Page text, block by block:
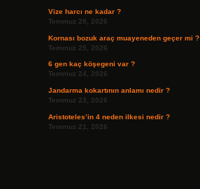
Vize harcı ne kadar ?
Temmuz 29, 2026
Kornası bozuk araç muayeneden geçer mi ?
Temmuz 25, 2026
6 gen kaç köşegeni var ?
Temmuz 24, 2026
Jandarma kokartının anlamı nedir ?
Temmuz 23, 2026
Aristoteles’in 4 neden ilkesi nedir ?
Temmuz 21, 2026